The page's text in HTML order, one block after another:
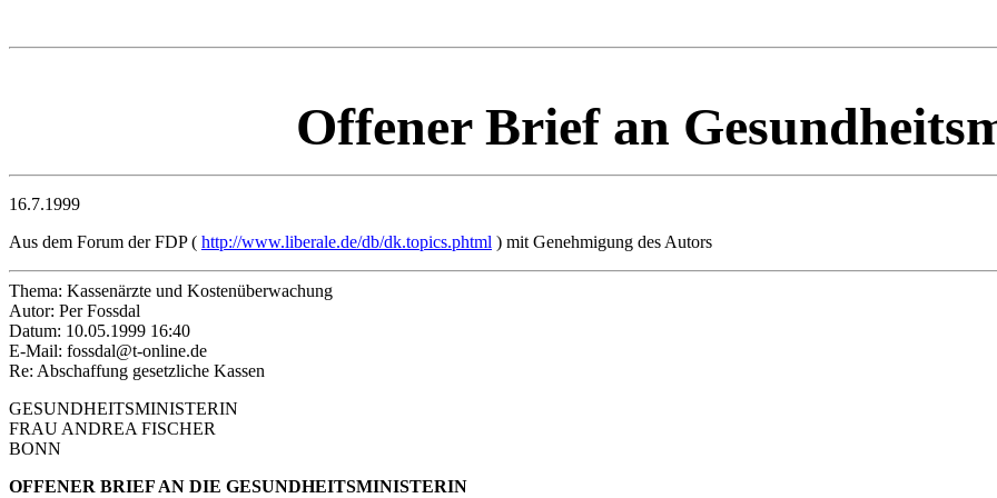
Offener Brief an
16.7.1999
Aus dem Forum der FDP ( http://www.liberale.de/db/dk.topics.phtml ) mit Genehmigung des Autors
Thema: Kassenärzte und Kostenüberwachung
Autor: Per Fossdal
Datum: 10.05.1999 16:40
E-Mail: fossdal@t-online.de
Re: Abschaffung gesetzliche Kassen
GESUNDHEITSMINISTERIN
FRAU ANDREA FISCHER
BONN
OFFENER BRIEF AN DIE GESUNDHEITSMINISTERIN